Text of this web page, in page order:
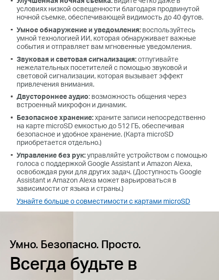
условиях низкой освещенности благодаря продвинутой
ночной съемке, обеспечивающей видимость до 40 футов.
Умное обнаружение и уведомления: воспользуйтесь
умной технологией ИИ, которая обнаруживает важные
события и отправляет вам мгновенные уведомления.
Звуковая и световая сигнализация:отпугивайте
нежелательных посетителей с помощью звуковой и
световой сигнализации, которая вызывает эффект
привлечения внимания.
Двустороннее аудио: возможность общения через
встроенный микрофон и динамик.
Безопасное хранение:храните записи непосредственно
на карте microSD емкостью до 512 ГБ, обеспечивая
безопасное и удобное хранение. (Карта microSD
приобретается отдельно.)
Управление без рук:управляйте устройством с помощью
голоса с поддержкой Google Assistant и Amazon Alexa,
освобождая руки для других задач. (Доступность Google
Assistant и Amazon Alexa может варьироваться в
зависимости от языка и страны.)
Узнайте больше о совместимости с картами microSD
Умно. Безопасно. Просто.
Всегда будьте в